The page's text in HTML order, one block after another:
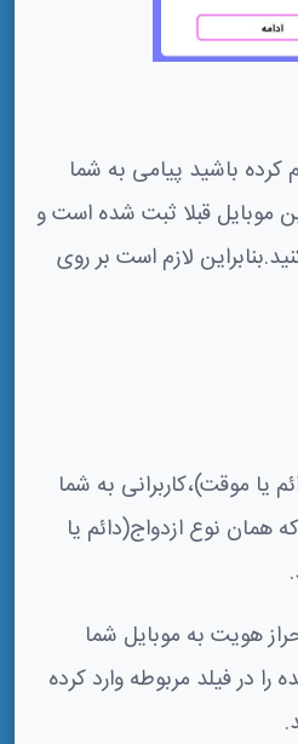
کرده باشید پیامی به شما
موبایل قبلا ثبت شده است و
لازم است بر روی
یا موقت)،کاربرانی به شما
همان نوع ازدواج(دائم یا
هویت به موبایل شما
در فیلد مربوطه وارد کرده